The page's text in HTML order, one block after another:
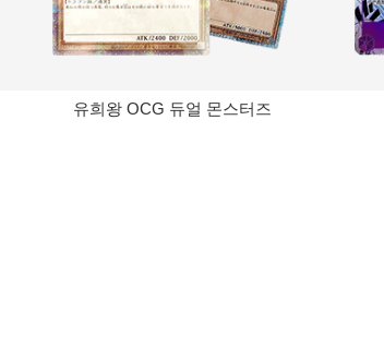
유희왕 OCG 듀얼 몬스터즈